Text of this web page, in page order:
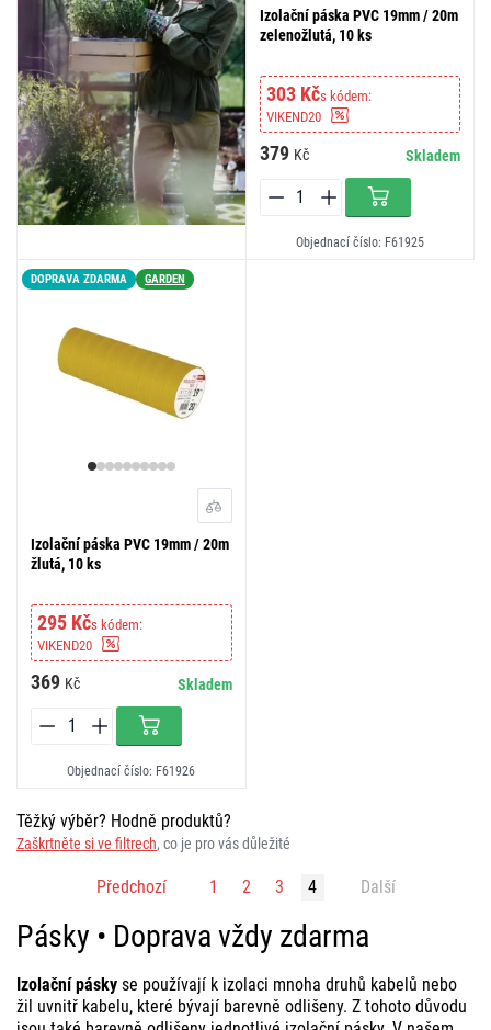
Izolační páska PVC 19mm / 20m
zelenožlutá, 10 ks
303 Kčs kódem:
VIKEND20
379 Kč Skladem
Objednací číslo: F61925
DOPRAVA ZDARMA GARDEN
Izolační páska PVC 19mm / 20m
žlutá, 10 ks
295 Kčs kódem:
VIKEND20
369 Kč Skladem
Objednací číslo: F61926
Těžký výběr? Hodně produktů?
Zaškrtněte si ve filtrech, co je pro vás důležité
Předchozí 1 2 3 4 Další
Pásky • Doprava vždy zdarma
Izolační pásky se používají k izolaci mnoha druhů kabelů nebo
žil uvnitř kabelu, které bývají barevně odlišeny. Z tohoto důvodu